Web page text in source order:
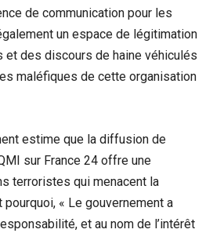
de communication pour les
un espace de légitimation
des discours de haine véhiculés
maléfiques de cette organisation
estime que la diffusion de
sur France 24 offre une
terroristes qui menacent la
pourquoi, « Le gouvernement a
et au nom de l’intérêt